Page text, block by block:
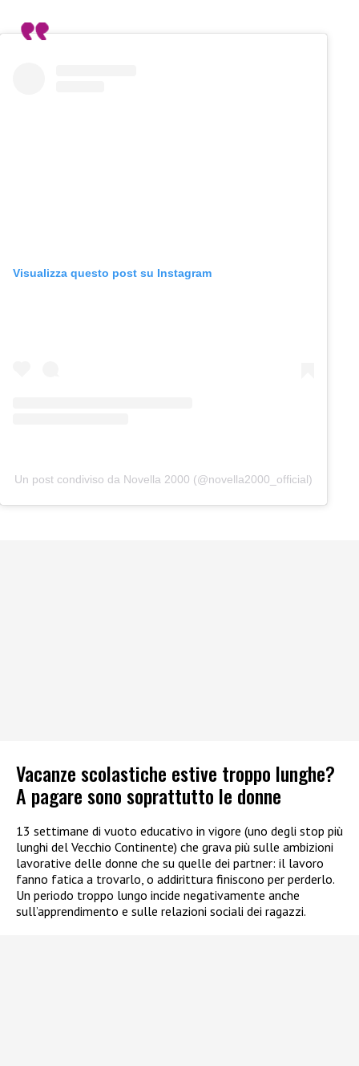
Visualizza questo post su Instagram
Un post condiviso da Novella 2000 (@novella2000_official)
Vacanze scolastiche estive troppo lunghe?
A pagare sono soprattutto le donne
13 settimane di vuoto educativo in vigore (uno degli stop più
lunghi del Vecchio Continente) che grava più sulle ambizioni
lavorative delle donne che su quelle dei partner: il lavoro
fanno fatica a trovarlo, o addirittura finiscono per perderlo.
Un periodo troppo lungo incide negativamente anche
sull’apprendimento e sulle relazioni sociali dei ragazzi.